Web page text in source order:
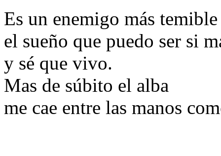
Es un enemigo más
el sueño que puedo ser si
y sé que vivo.
Mas de súbito el alba
me cae entre las manos